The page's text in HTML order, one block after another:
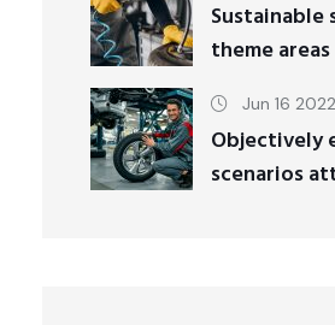
Sustainable
theme areas
Jun 16 2022
Objectively
scenarios